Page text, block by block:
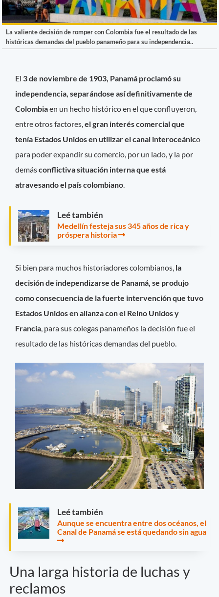
La valiente decisión de romper con Colombia fue el resultado de las
históricas demandas del pueblo panameño para su independencia..
El 3 de noviembre de 1903, Panamá proclamó su
independencia, separándose así definitivamente de
Colombiaen un hecho histórico en el que confluyeron,
entre otros factores,el gran interés comercial que
tenía Estados Unidos en utilizar el canal interoceánico
para poder expandir su comercio, por un lado, y la por
demásconflictiva situación interna que está
atravesando el país colombiano
Leé también
Medellín festeja sus 345 años de rica y
próspera historia
Si bien para muchos historiadores colombianos, la
decisión de independizarse de Panamá, se produjo
como consecuencia de la fuerte intervención que tuvo
Estados Unidos en alianza con el Reino Unidos y
Francia, para sus colegas panameños la decisión fue el
resultado de las históricas demandas del pueblo.
Leé también
Aunque se encuentra entre dos océanos, el
Canal de Panamá se está quedando sin agua
Una larga historia de luchas y
reclamos